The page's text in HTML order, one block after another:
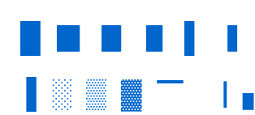
█ ▉ ▊ ▋ ▌ ▍
▐ ░ ▒ ▓ ▔ ▕ ▖